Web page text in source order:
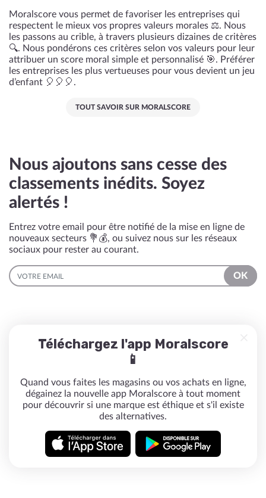
Moralscore vous permet de favoriser les entreprises qui
respectent le mieux vos propres valeurs morales ⚖️. Nous
les passons au crible, à travers plusieurs dizaines de critères
🔍. Nous pondérons ces critères selon vos valeurs pour leur
attribuer un score moral simple et personnalisé 🎯. Préférer
les entreprises les plus vertueuses pour vous devient un jeu
d’enfant 🎈🎈🎈.
TOUT SAVOIR SUR MORALSCORE
Nous ajoutons sans cesse des
classements inédits. Soyez
alertés !
Entrez votre email pour être notifié de la mise en ligne de
nouveaux secteurs 💐💰, ou suivez nous sur les réseaux
sociaux pour rester au courant.
EMAIL
OK
Téléchargez l'app Moralscore
📱
Quand vous faites les magasins ou vos achats en ligne,
dégainez la nouvelle app Moralscore à tout moment
pour découvrir si une marque est éthique et s'il existe
des alternatives.